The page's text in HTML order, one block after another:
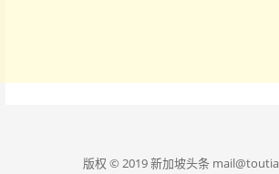
版权 © 2019 新加坡头条